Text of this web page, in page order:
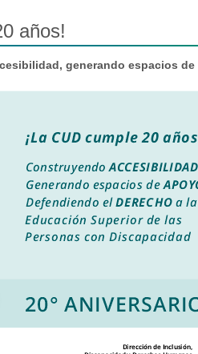
años!
generando espacios